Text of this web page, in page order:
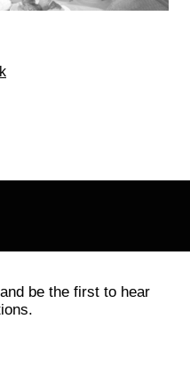
window
a new window
be the first to hear